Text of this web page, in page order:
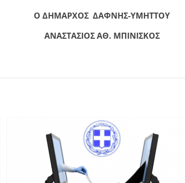
Ο ΔΗΜΑΡΧΟΣ ΔΑΦΝΗΣ-ΥΜΗΤΤΟΥ
ΑΝΑΣΤΑΣΙΟΣ ΑΘ. ΜΠΙΝΙΣΚΟΣ